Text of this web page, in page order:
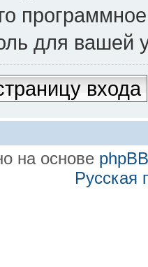
для вашей
входа
на основе phpBB
Русская